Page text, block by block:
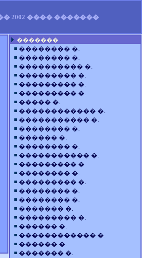
2002 ���� �������
�������
�������� �.
�������� �.
���������� �.
��������� �.
��������� �.
��������� �.
����� �.
������������ �.
����������� �.
�������� �.
������ �.
�������� �.
����������� �.
��������� �.
�������� �.
��������� �.
�������� �.
�������� �.
������� �.
��������� �.
������ �.
������������ �.
������ �.
������� �.